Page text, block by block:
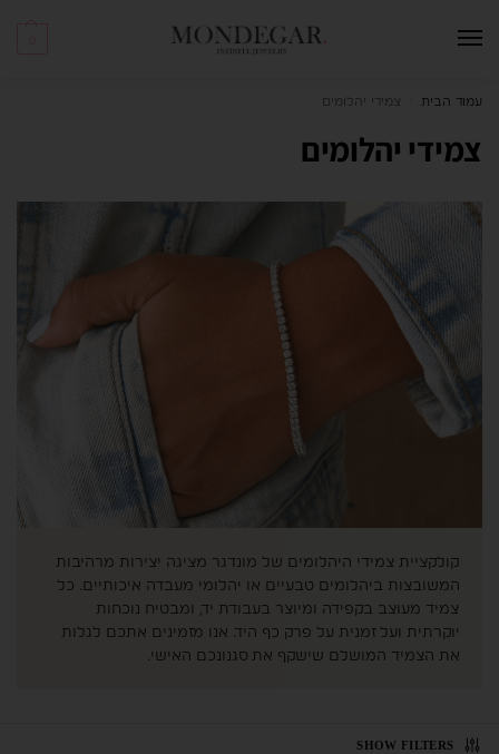
עמוד הבית צמידי יהלומים
צמידי יהלומים
קולקציית צמידי היהלומים של מונדגר מציגה יצירות מרהיבות
המשובצות ביהלומים טבעיים או יהלומי מעבדה איכותיים. כל
צמיד מעוצב בקפידה ומיוצר בעבודת יד, ומבטיח נוכחות
יוקרתית ועל זמנית על פרק כף היד. אנו מזמינים אתכם לגלות
את הצמיד המושלם שישקף את סגנונכם האישי.
SHOW FILTERS